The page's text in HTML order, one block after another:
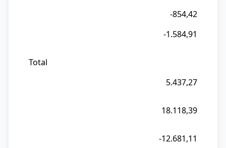
-854,42
-1.584,91
Total
5.437,27
18.118,39
-12.681,11